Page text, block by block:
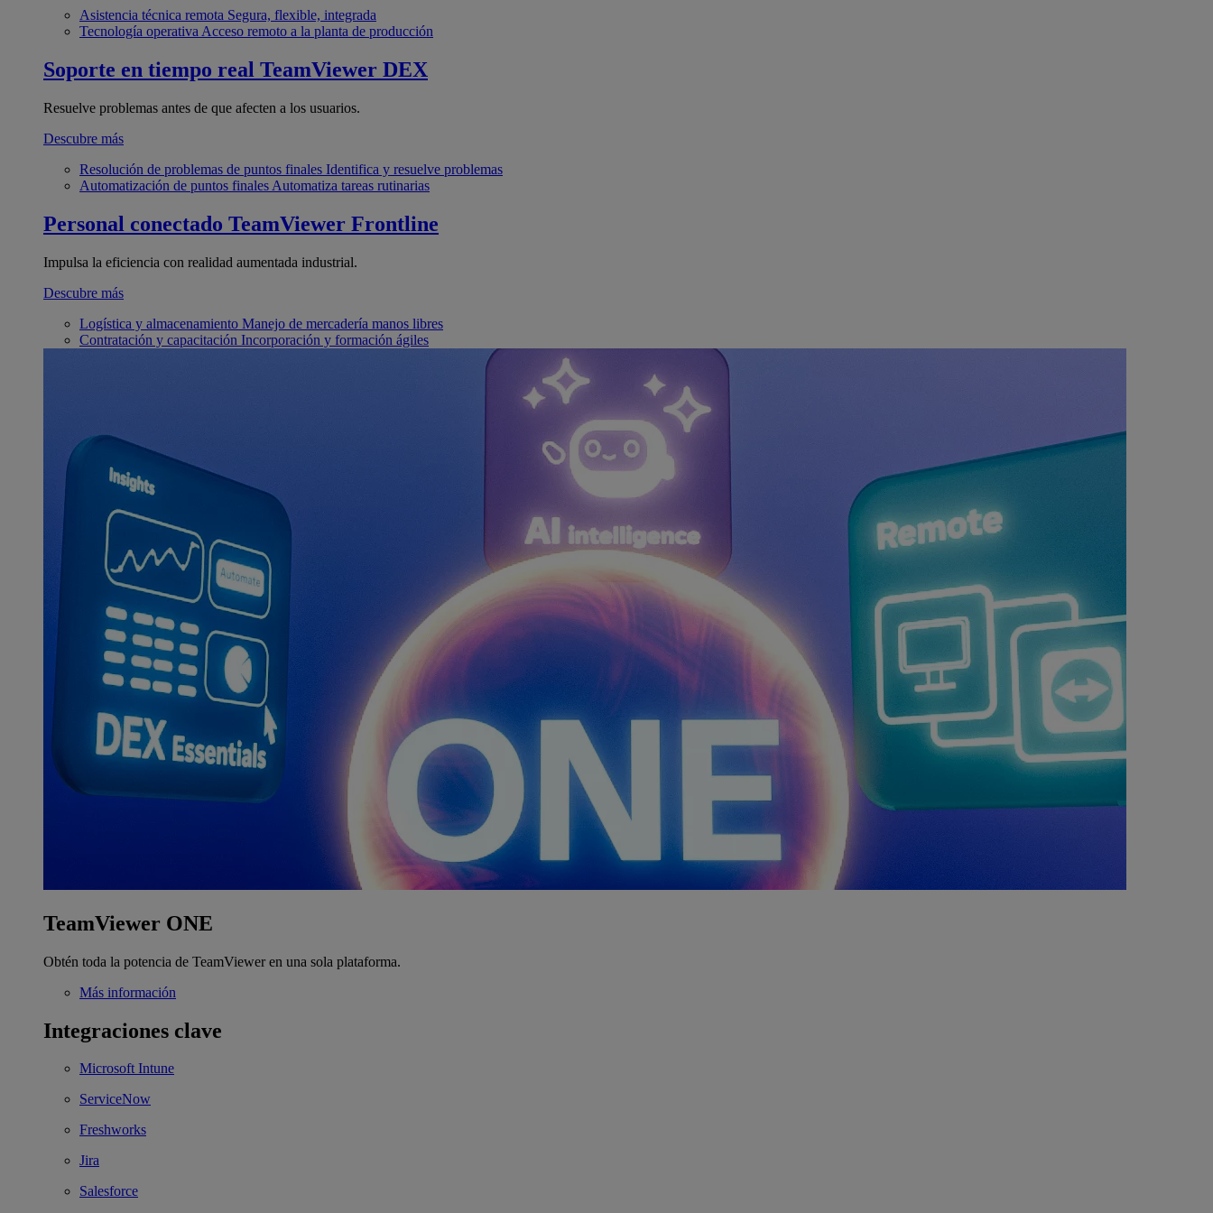
Asistencia técnica remota Segura, flexible, integrada
Tecnología operativa Acceso remoto a la planta de producción
Soporte en tiempo real TeamViewer DEX
Resuelve problemas antes de que afecten a los usuarios.
Descubre más
Resolución de problemas de puntos finales Identifica y resuelve problemas
Automatización de puntos finales Automatiza tareas rutinarias
Personal conectado TeamViewer Frontline
Impulsa la eficiencia con realidad aumentada industrial.
Descubre más
Logística y almacenamiento Manejo de mercadería manos libres
Contratación y capacitación Incorporación y formación ágiles
TeamViewer ONE
Obtén toda la potencia de TeamViewer en una sola plataforma.
Más información
Integraciones clave
Microsoft Intune
ServiceNow
Freshworks
Jira
Salesforce